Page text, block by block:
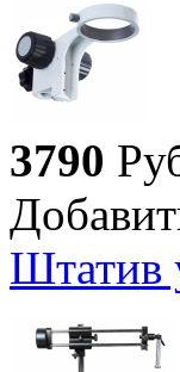
3790
Штатив